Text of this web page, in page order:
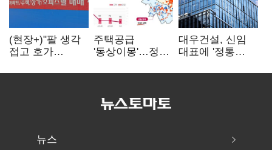
(현장+)"팔 생각
접고 호가
똘똘한 한 채'
주택공급
'동상이몽'…정부
없으면 '공수표'
대우건설, 신임
대표에 '정통
부사장 내정
뉴스